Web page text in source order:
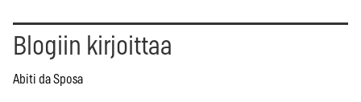
Blogiin kirjoittaa
Abiti da Sposa